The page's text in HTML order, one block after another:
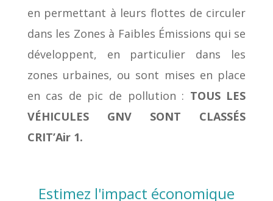
en permettant à leurs flottes de circuler
dans les Zones à Faibles Émissions qui se
développent, en particulier dans les
zones urbaines, ou sont mises en place
en cas de pic de pollution : TOUS LES
VÉHICULES GNV SONT CLASSÉS
CRIT’Air 1.
Estimez l'impact économique